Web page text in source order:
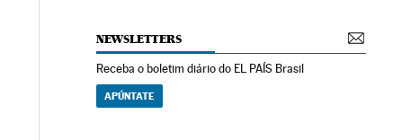
NEWSLETTERS
Receba o boletim diário do EL PAÍS Brasil
APÚNTATE